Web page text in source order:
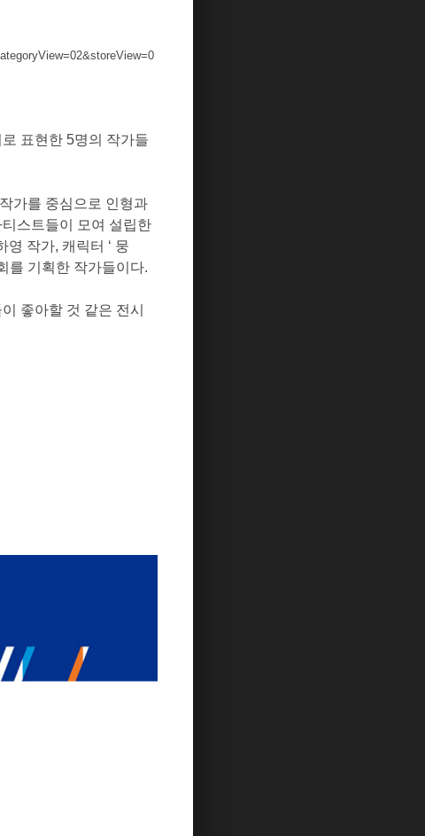
표현한 5명의 작가들
가를 중심으로 인형과
티스트들이 모여 설립한
영 작가, 캐릭터 ‘ 뭉
를 기획한 작가들이다.
좋아할 것 같은 전시